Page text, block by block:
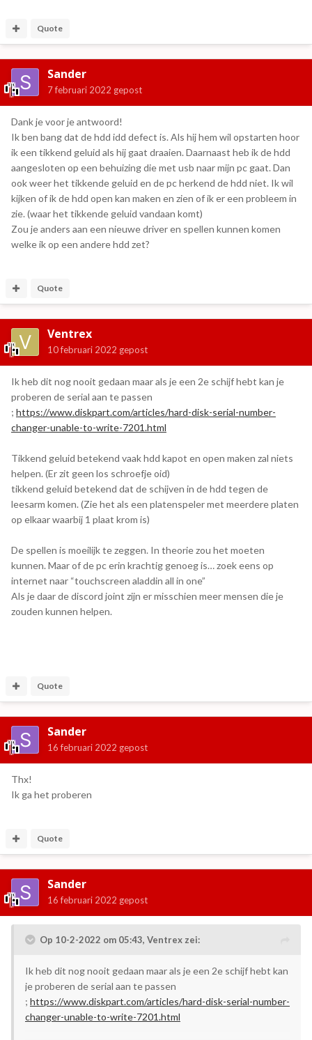
Quote
Sander
7 februari 2022 gepost
Dank je voor je antwoord!
Ik ben bang dat de hdd idd defect is. Als hij hem wil opstarten hoor
ik een tikkend geluid als hij gaat draaien. Daarnaast heb ik de hdd
aangesloten op een behuizing die met usb naar mijn pc gaat. Dan
ook weer het tikkende geluid en de pc herkend de hdd niet. Ik wil
kijken of ik de hdd open kan maken en zien of ik er een probleem in
zie. (waar het tikkende geluid vandaan komt)
Zou je anders aan een nieuwe driver en spellen kunnen komen
welke ik op een andere hdd zet?
Quote
Ventrex
10 februari 2022 gepost
Ik heb dit nog nooit gedaan maar als je een 2e schijf hebt kan je
proberen de serial aan te passen
; https://www.diskpart.com/articles/hard-disk-serial-number-
changer-unable-to-write-7201.html
Tikkend geluid betekend vaak hdd kapot en open maken zal niets
helpen. (Er zit geen los schroefje oid)
tikkend geluid betekend dat de schijven in de hdd tegen de
leesarm komen. (Zie het als een platenspeler met meerdere platen
op elkaar waarbij 1 plaat krom is)
De spellen is moeilijk te zeggen. In theorie zou het moeten
kunnen. Maar of de pc erin krachtig genoeg is… zoek eens op
internet naar “touchscreen aladdin all in one”
Als je daar de discord joint zijn er misschien meer mensen die je
zouden kunnen helpen.
Quote
Sander
16 februari 2022 gepost
Thx!
Ik ga het proberen
Quote
Sander
16 februari 2022 gepost
Op 10-2-2022 om 05:43, Ventrex zei:
Ik heb dit nog nooit gedaan maar als je een 2e schijf hebt kan
je proberen de serial aan te passen
; https://www.diskpart.com/articles/hard-disk-serial-number-
changer-unable-to-write-7201.html